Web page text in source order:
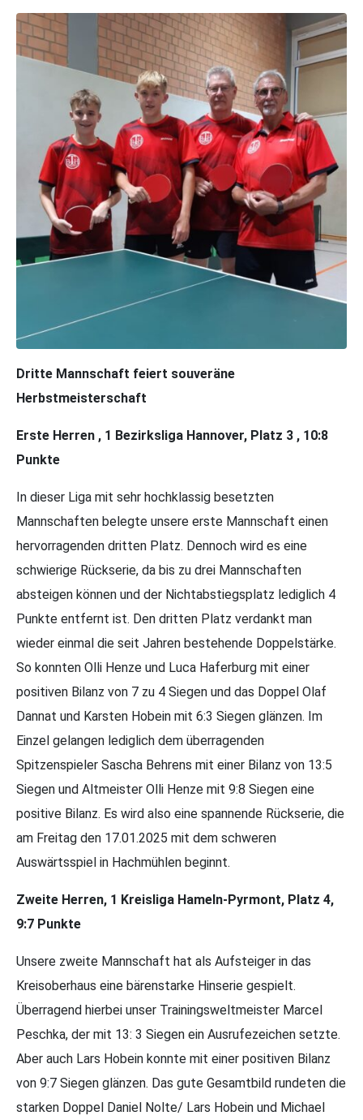
Dritte Mannschaft feiert souveräne
Herbstmeisterschaft
Erste Herren , 1 Bezirksliga Hannover, Platz 3 , 10:8
Punkte
In dieser Liga mit sehr hochklassig besetzten
Mannschaften belegte unsere erste Mannschaft einen
hervorragenden dritten Platz. Dennoch wird es eine
schwierige Rückserie, da bis zu drei Mannschaften
absteigen können und der Nichtabstiegsplatz lediglich 4
Punkte entfernt ist. Den dritten Platz verdankt man
wieder einmal die seit Jahren bestehende Doppelstärke.
So konnten Olli Henze und Luca Haferburg mit einer
positiven Bilanz von 7 zu 4 Siegen und das Doppel Olaf
Dannat und Karsten Hobein mit 6:3 Siegen glänzen. Im
Einzel gelangen lediglich dem überragenden
Spitzenspieler Sascha Behrens mit einer Bilanz von 13:5
Siegen und Altmeister Olli Henze mit 9:8 Siegen eine
positive Bilanz. Es wird also eine spannende Rückserie, die
am Freitag den 17.01.2025 mit dem schweren
Auswärtsspiel in Hachmühlen beginnt.
Zweite Herren, 1 Kreisliga Hameln-Pyrmont, Platz 4,
9:7 Punkte
Unsere zweite Mannschaft hat als Aufsteiger in das
Kreisoberhaus eine bärenstarke Hinserie gespielt.
Überragend hierbei unser Trainingsweltmeister Marcel
Peschka, der mit 13: 3 Siegen ein Ausrufezeichen setzte.
Aber auch Lars Hobein konnte mit einer positiven Bilanz
von 9:7 Siegen glänzen. Das gute Gesamtbild rundeten die
starken Doppel Daniel Nolte/ Lars Hobein und Michael